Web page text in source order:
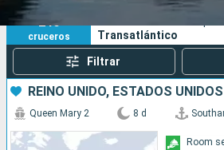
246
cruceros
Transatlántico
Filtrar
REINO UNIDO, ESTADOS UNIDOS
Queen Mary 2 8 d
Room